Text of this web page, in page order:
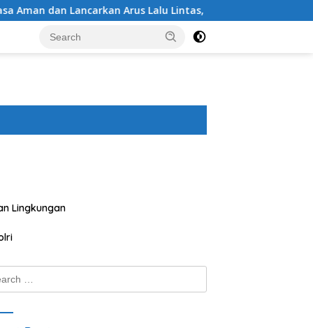
Lalu Lintas, Polsek Buer Gelar Strong Point di Depan SDN
Lingkungan